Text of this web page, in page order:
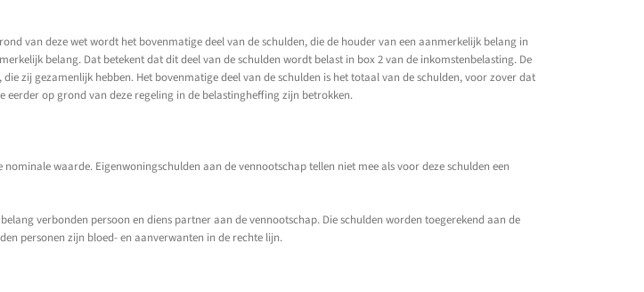
van deze wet wordt het bovenmatige deel van de schulden, die de houder van een aanmerkelijk belang in
belang. Dat betekent dat dit deel van de schulden wordt belast in box 2 van de inkomstenbelasting. De
zij gezamenlijk hebben. Het bovenmatige deel van de schulden is het totaal van de schulden, voor zover dat
eerder op grond van deze regeling in de belastingheffing zijn betrokken.
waarde. Eigenwoningschulden aan de vennootschap tellen niet mee als voor deze schulden een
verbonden persoon en diens partner aan de vennootschap. Die schulden worden toegerekend aan de
personen zijn bloed- en aanverwanten in de rechte lijn.